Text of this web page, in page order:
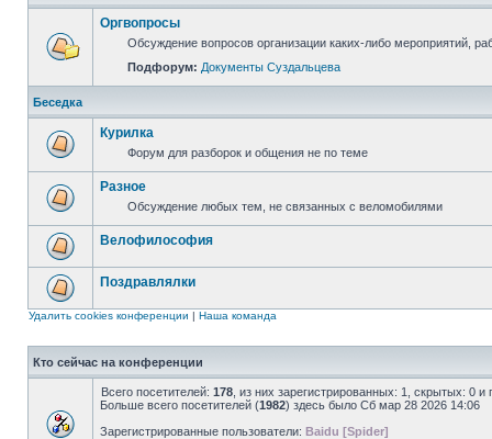
Оргвопросы
Обсуждение вопросов организации каких-либо мероприятий,
Подфорум: Документы Суздальцева
Беседка
Курилка
Форум для разборок и общения не по теме
Разное
Обсуждение любых тем, не связанных с веломобилями
Велофилософия
Поздравлялки
Удалить cookies конференции | Наша команда
Кто сейчас на конференции
Всего посетителей: 178 , из них зарегистрированных: 1, скрытых: 0
Больше всего посетителей (1982) здесь было Сб мар 28 2026 14:06
Зарегистрированные пользователи: Baidu [Spider]